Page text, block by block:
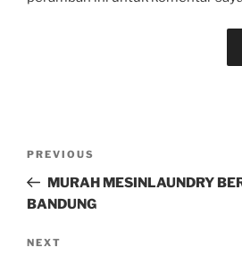
PREVIOUS
MURAH MESINLAUNDRY
BANDUNG
NEXT